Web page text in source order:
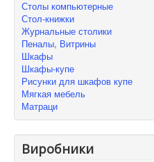
Столы компьютерные
Стол-книжки
Журнальные столики
Пеналы, Витрины
Шкафы
Шкафы-купе
Рисунки для шкафов купе
Мягкая мебель
Матраци
Виробники